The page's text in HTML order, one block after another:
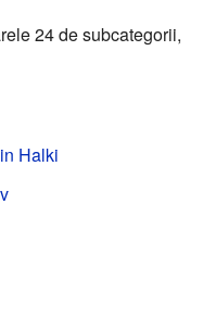
24 de subcategorii,
Halki